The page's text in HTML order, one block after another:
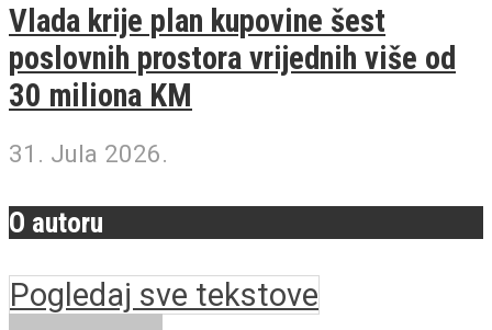
Vlada krije plan kupovine šest
poslovnih prostora vrijednih više od
30 miliona KM
31. Jula 2026.
O autoru
Pogledaj sve tekstove